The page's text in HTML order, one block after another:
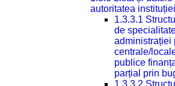
autoritatea instituției
1.3.3.1
de
administrației
centrale/
publice
parțial prin
1.3.3.2